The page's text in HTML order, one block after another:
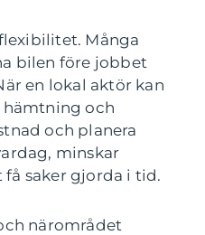
Många
bilen före jobbet
en lokal aktör kan
hämtning och
och planera
minskar
saker gjorda i tid.
närområdet